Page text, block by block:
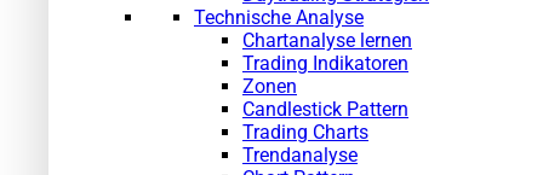
Technische Analyse
Chartanalyse lernen
Trading Indikatoren
Zonen
Candlestick Pattern
Trading Charts
Trendanalyse